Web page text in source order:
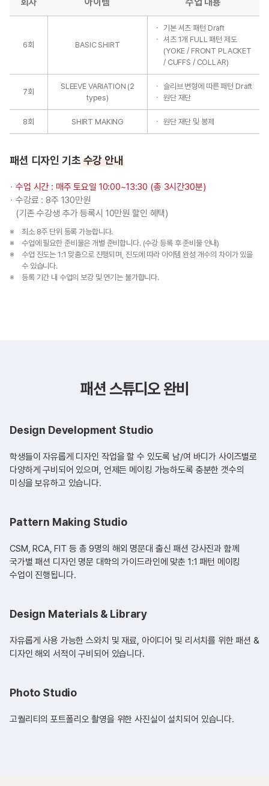
6회 BASIC SHIRT
기본 셔츠 패턴 Draft
셔츠 1개 FULL 패턴 제도
(YOKE / FRONT PLACKET
/ CUFFS / COLLAR)
7회
SLEEVE VARIATION (2
types)
슬리브 변형에 따른 패턴 Draft
원단 재단
8회 SHIRT MAKING 원단 재단 및 봉제
패션 디자인 기초수강 안내
수업 시간 : 매주 토요일 10:00~13:30 (총 3시간30분)
수강료 : 8주 130만원
(기존 수강생 추가 등록시 10만원 할인 혜택)
최소 8주 단위 등록 가능합니다.
수업에 필요한 준비물은 개별 준비합니다. (수강 등록 후 준비물 안내)
수업 진도는 1:1 맞춤으로 진행되며, 진도에 따라 아이템 완성 개수의 차이가 있을
수 있습니다.
등록 기간 내 수업의 보강 및 연기는 불가합니다.
패션 스튜디오 완비
Design Development Studio
학생들이 자유롭게 디자인 작업을 할 수 있도록 남/여 바디가 사이즈별로
다양하게 구비되어 있으며, 언제든 메이킹 가능하도록 충분한 갯수의
미싱을 보유하고 있습니다.
Pattern Making Studio
CSM, RCA, FIT 등 총 9명의 해외 명문대 출신 패션 강사진과 함께
국가별 패션 디자인 명문 대학의 가이드라인에 맞춘 1:1 패턴 메이킹
수업이 진행됩니다.
Design Materials & Library
자유롭게 사용 가능한 스와치 및 재료, 아이디어 및 리서치를 위한 패션 &
디자인 해외 서적이 구비되어 있습니다.
Photo Studio
고퀄리티의 포트폴리오 촬영을 위한 사진실이 설치되어 있습니다.